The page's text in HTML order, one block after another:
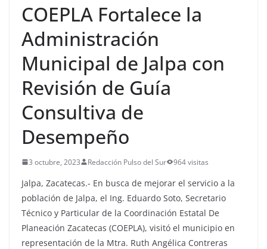
COEPLA Fortalece la
Administración
Municipal de Jalpa con
Revisión de Guía
Consultiva de
Desempeño
3 octubre, 2023 Redacción Pulso del Sur 964 visitas
Jalpa, Zacatecas.- En busca de mejorar el servicio a la
población de Jalpa, el Ing. Eduardo Soto, Secretario
Técnico y Particular de la Coordinación Estatal De
Planeación Zacatecas (COEPLA), visitó el municipio en
representación de la Mtra. Ruth Angélica Contreras